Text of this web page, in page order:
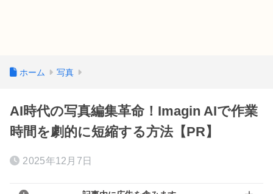
ホーム 写真
AI時代の写真編集革命！Imagin AIで作業
時間を劇的に短縮する方法【PR】
2025年12月7日